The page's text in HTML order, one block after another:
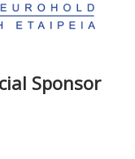
Sponsor